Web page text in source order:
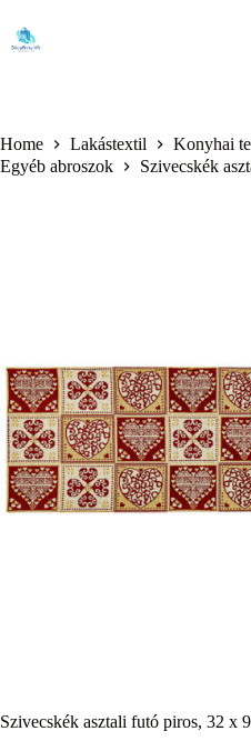
content
Home Lakástextil Konyhai
Egyéb abroszok
Szivecskék
Szivecskék asztali futó piros, 32 x